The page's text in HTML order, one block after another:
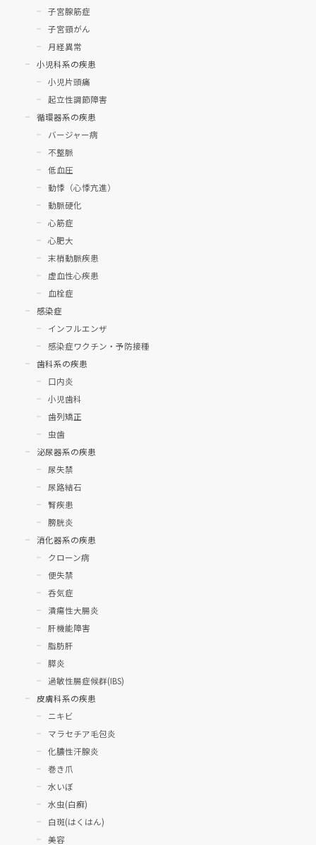
子宮腺筋症
子宮頸がん
月経異常
小児科系の疾患
小児片頭痛
起立性調節障害
循環器系の疾患
バージャー病
不整脈
低血圧
動悸（心悸亢進）
動脈硬化
心筋症
心肥大
末梢動脈疾患
虚血性心疾患
血栓症
感染症
インフルエンザ
感染症ワクチン・予防接種
歯科系の疾患
口内炎
小児歯科
歯列矯正
虫歯
泌尿器系の疾患
尿失禁
尿路結石
腎疾患
膀胱炎
消化器系の疾患
クローン病
便失禁
呑気症
潰瘍性大腸炎
肝機能障害
脂肪肝
膵炎
過敏性腸症候群(IBS)
皮膚科系の疾患
ニキビ
マラセチア毛包炎
化膿性汗腺炎
巻き爪
水いぼ
水虫(白癬)
白斑(はくはん)
美容